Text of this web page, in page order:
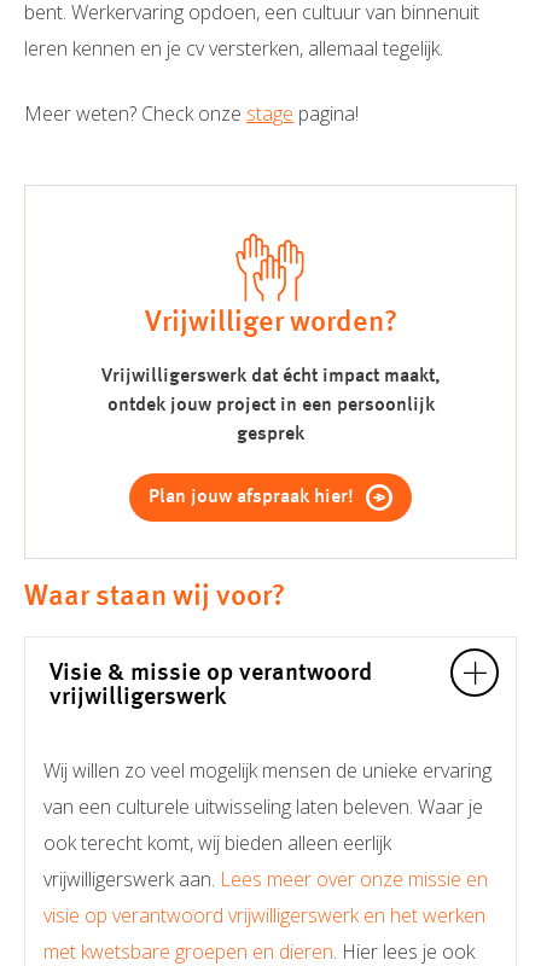
bent. Werkervaring opdoen, een cultuur van binnenuit
leren kennen en je cv versterken, allemaal tegelijk.
Meer weten? Check onze stage pagina!
Vrijwilliger worden?
Vrijwilligerswerk dat écht impact maakt,
ontdek jouw project in een persoonlijk
gesprek
Plan jouw afspraak hier!
Waar staan wij voor?
Visie & missie op verantwoord
vrijwilligerswerk
Wij willen zo veel mogelijk mensen de unieke ervaring
van een culturele uitwisseling laten beleven. Waar je
ook terecht komt, wij bieden alleen eerlijk
vrijwilligerswerk aan. Lees meer over onze missie en
visie op verantwoord vrijwilligerswerk en het werken
met kwetsbare groepen en dieren. Hier lees je ook